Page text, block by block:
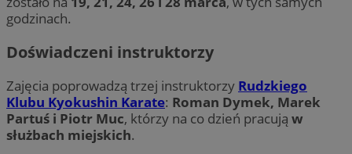
godzinach.
Doświadczeni instruktorzy
Zajęcia poprowadzą trzej instruktorzy Rudzkiego
Klubu Kyokushin Karate: Roman Dymek, Marek
Partuś i Piotr Muc, którzy na co dzień pracują w
służbach miejskich.